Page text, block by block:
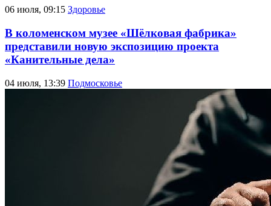
06 июля, 09:15 Здоровье
В коломенском музее «Шёлковая фабрика»
представили новую экспозицию проекта
«Канительные дела»
04 июля, 13:39 Подмосковье